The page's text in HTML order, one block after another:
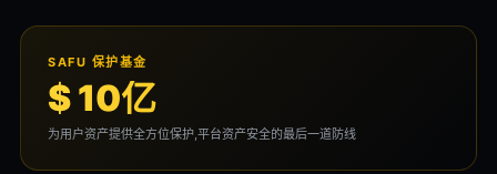
SAFU 保护基金
$ 10亿
为用户资产提供全方位保护,平台资产安全的最后一道防线